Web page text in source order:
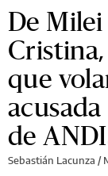
De Milei
que
de
Sebastián Lacunza /